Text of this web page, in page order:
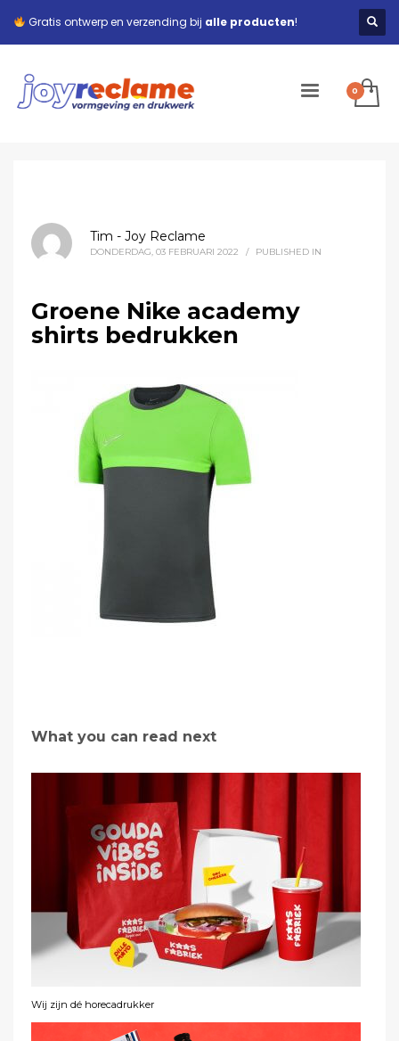
Gratis ontwerp en verzending bij alle producten!
Tim - Joy Reclame
DONDERDAG, 03 FEBRUARI 2022 / PUBLISHED IN
Groene Nike academy
shirts bedrukken
What you can read next
Wij zijn dé horecadrukker